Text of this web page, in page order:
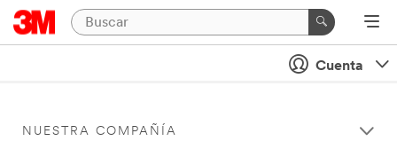
Cuenta
NUESTRA COMPAÑÍA